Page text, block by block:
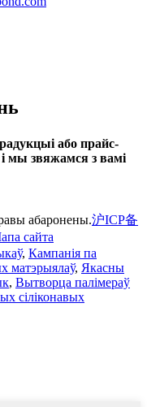
або прайс-
і мы звяжамся з вамі
абаронены.沪ICP备
сайта
, Кампанія па
матэрыялаў, Якасны
, Вытворца палімераў
сіліконавых